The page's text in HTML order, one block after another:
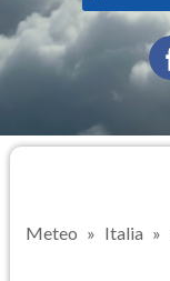
Meteo Italia